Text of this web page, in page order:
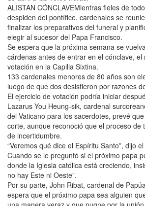
ALISTAN CÓNCLAVEMientras fieles de
despiden del pontífice, cardenales se
finalizar los preparativos del funeral y
elegir al sucesor del Papa Francisco.
Se espera que la próxima semana se
cárdenas antes de entrar en el cónclave, el
votación en la Capilla Sixtina.
133 cardenales menores de 80 años son
luego de que dos desistieron por razones
El ejercicio de votación podría iniciar
Lazarus You Heung-sik, cardenal
del Vaticano para los sacerdotes, prevé
corte, aunque reconoció que el proceso de
de incertidumbre.
“Veremos qué dice el Espíritu Santo”, dijo
Cuando se le preguntó si el próximo papa
donde la Iglesia católica está creciendo,
no hay Este ni Oeste”.
Por su parte, John Ribat, cardenal de
espera que el próximo papa sea alguien